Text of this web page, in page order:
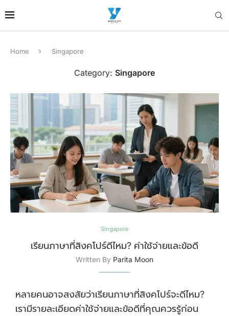
Home Singapore
Category: Singapore
Singapore
เรียนภาษาที่สิงคโปร์ดีไหม? ค่าใช้จ่ายและข้อดี
Written By Parita Moon
หลายคนอาจสงสัยว่าเรียนภาษาที่สิงคโปร์จะดีไหม?
เรามีรายละเอียดค่าใช้จ่ายและข้อดีที่คุณควรรู้ก่อน